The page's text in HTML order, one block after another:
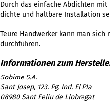
Durch das einfache Abdichten mit
dichte und haltbare Installation
​Teure Handwerker kann man sich
durchführen.
Sobime S.A.
Sant Josep, 123. Pg. Ind. El Pla
08980 Sant Feliu de Llobregat